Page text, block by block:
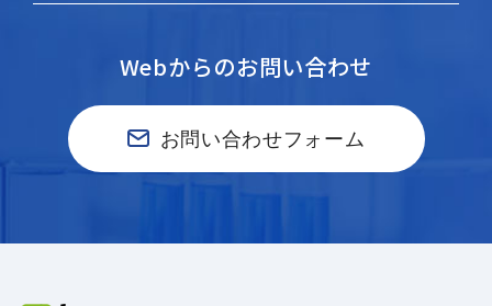
Webからのお問い合わせ
お問い合わせフォーム